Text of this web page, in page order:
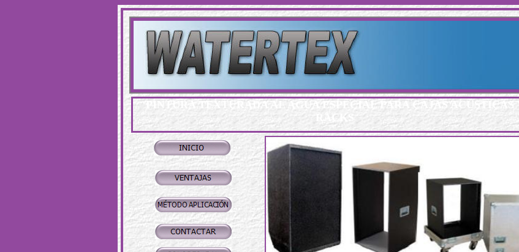
PINTURA TEXTURADA AL AGUA ESPECIAL PARA CAJAS ACÚSTICAS Y
RACKS